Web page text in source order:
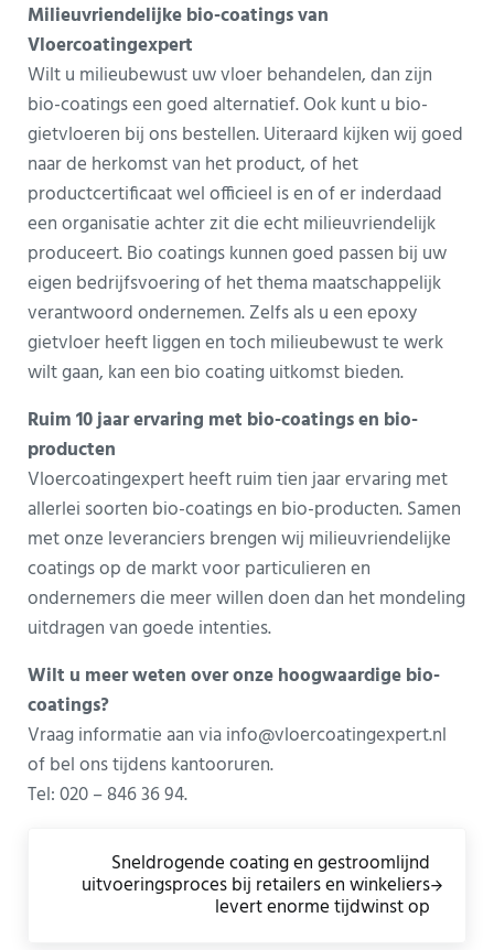
Milieuvriendelijke bio-coatings van
Vloercoatingexpert
Wilt u milieubewust uw vloer behandelen, dan zijn
bio-coatings een goed alternatief. Ook kunt u bio-
gietvloeren bij ons bestellen. Uiteraard kijken wij goed
naar de herkomst van het product, of het
productcertificaat wel officieel is en of er inderdaad
een organisatie achter zit die echt milieuvriendelijk
produceert. Bio coatings kunnen goed passen bij uw
eigen bedrijfsvoering of het thema maatschappelijk
verantwoord ondernemen. Zelfs als u een epoxy
gietvloer heeft liggen en toch milieubewust te werk
wilt gaan, kan een bio coating uitkomst bieden.
Ruim 10 jaar ervaring met bio-coatings en bio-
producten
Vloercoatingexpert heeft ruim tien jaar ervaring met
allerlei soorten bio-coatings en bio-producten. Samen
met onze leveranciers brengen wij milieuvriendelijke
coatings op de markt voor particulieren en
ondernemers die meer willen doen dan het mondeling
uitdragen van goede intenties.
Wilt u meer weten over onze hoogwaardige bio-
coatings?
Vraag informatie aan viainfo@vloercoatingexpert.nl
of bel ons tijdens kantooruren.
Tel: 020 – 846 36 94.
Sneldrogende coating en gestroomlijnd
uitvoeringsproces bij retailers en winkeliers
levert enorme tijdwinst op